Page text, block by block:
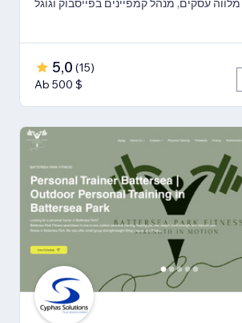
עסקים, מנהל קמפיינים בפייסבוק וגוגל
5,0 (15)
Ab 500 $